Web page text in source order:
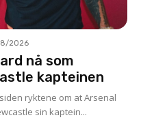
2026
nå som
kapteinen
ryktene om at Arsenal
sin kaptein...